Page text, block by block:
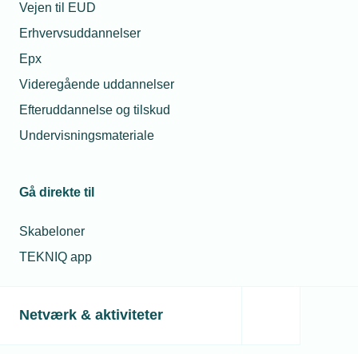
Vejen til EUD
Erhvervsuddannelser
Epx
Videregående uddannelser
Efteruddannelse og tilskud
Undervisningsmateriale
Gå direkte til
Skabeloner
TEKNIQ app
Netværk & aktiviteter
Læs mere om samme emne:
krænkelser Personalejura
06. feb. 2023
Hvor dyrt er det at glemme